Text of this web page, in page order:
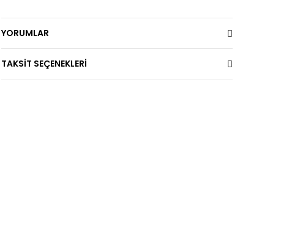
YORUMLAR
TAKSİT SEÇENEKLERİ